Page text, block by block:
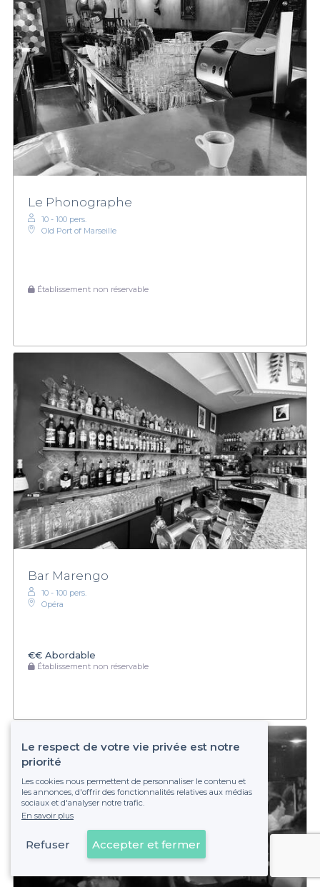
Le Phonographe
10 - 100 pers.
Old Port of Marseille
Établissement non réservable
Bar Marengo
10 - 100 pers.
Opéra
€€ Abordable
Établissement non réservable
Voir sur la carte
Le respect de votre vie privée est notre
priorité
Les cookies nous permettent de personnaliser le contenu et
les annonces, d'offrir des fonctionnalités relatives aux médias
sociaux et d'analyser notre trafic.
En savoir plus
Refuser Accepter et fermer